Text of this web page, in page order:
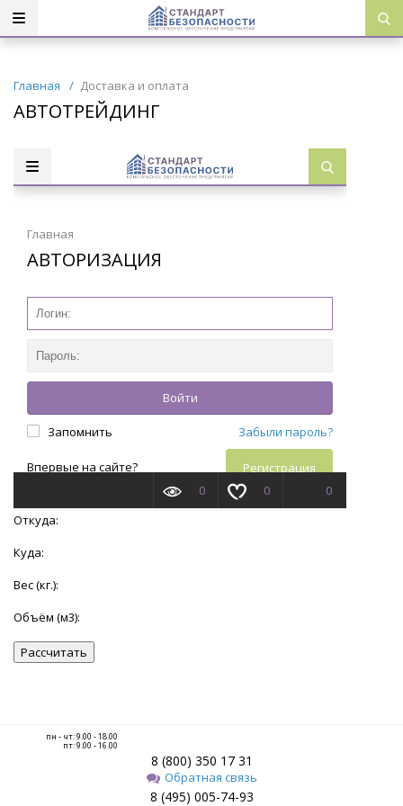
Главная / Доставка и оплата
АВТОТРЕЙДИНГ
Откуда:
Куда:
Вес (кг.):
Объём (м3):
Рассчитать
пн - чт: 9.00 - 18.00
пт: 9.00 - 16.00
8 (800) 350 17 31
Обратная связь
8 (495) 005-74-93